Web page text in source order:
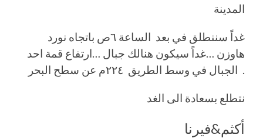
المدينة
غداً سننطلق في بعد الساعة ٦ص باتجاه نورد
هاوزن …غداً سيكون هنالك جبال …ارتفاع قمة احد
الجبال في وسط الطريق ٢٢٤م عن سطح البحر .
نتطلع بسعادة الى الغد
أكثم&فيرنا